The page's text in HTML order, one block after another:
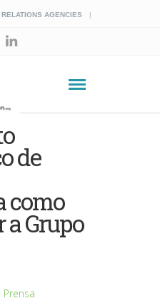
AGENCIES
de
como
a Grupo